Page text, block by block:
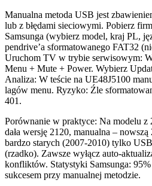
Manualna metoda USB jest
lub z błędami sieciowymi. Pobierz
Samsunga (wybierz model, kraj PL,
pendrive’a sformatowanego FAT32
Uruchom TV w trybie serwisowym:
Menu + Mute + Power. Wybierz
Analiza: W teście na UE48J5100
lagów menu. Ryzyko: Źle
401.
Porównanie w praktyce: Na modelu z
dała wersję 2120, manualna –
bardzo starych (2007-2010) tylko
(rzadko). Zawsze wyłącz auto-
konfliktów. Statystyki Samsunga:
sukcesem przy manualnej metodzie.